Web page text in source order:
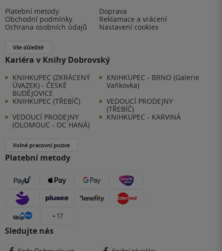
Platební metody
Doprava
Obchodní podmínky
Reklamace a vrácení
Ochrana osobních údajů
Nastavení cookies
Vše důležité
Kariéra v Knihy Dobrovský
KNIHKUPEC (ZKRÁCENÝ
ÚVAZEK) - ČESKÉ
BUDĚJOVICE
KNIHKUPEC - BRNO (Galerie
Vaňkovka)
KNIHKUPEC (TŘEBÍČ)
VEDOUCÍ PRODEJNY
(TŘEBÍČ)
VEDOUCÍ PRODEJNY
(OLOMOUC - OC HANÁ)
KNIHKUPEC - KARVINÁ
Volné pracovní pozice
Platební metody
+ 17
Sledujte nás